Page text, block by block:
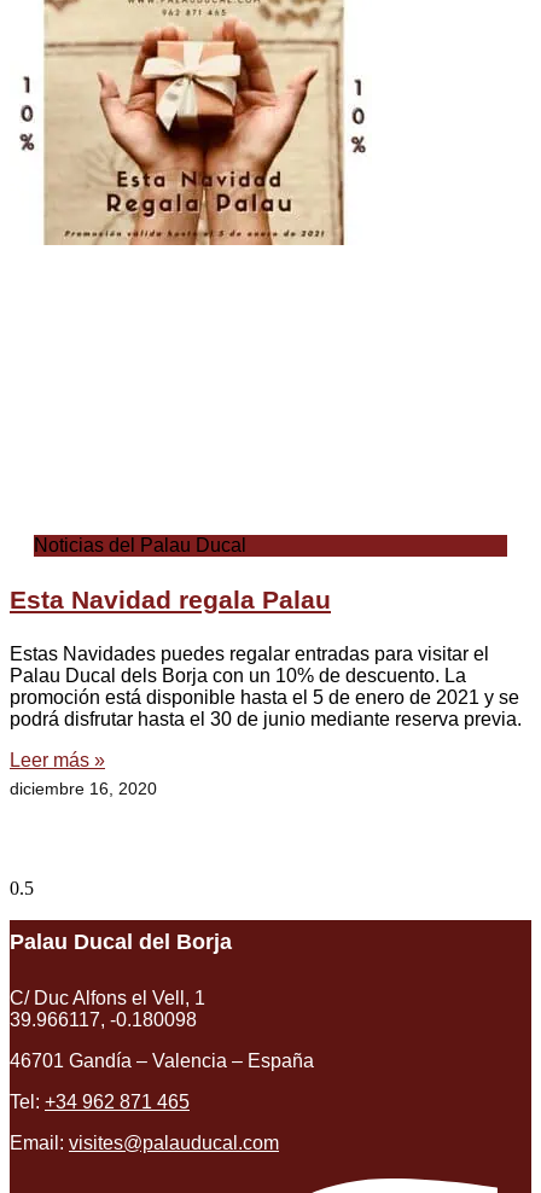
Noticias del Palau Ducal
Esta Navidad regala Palau
Estas Navidades puedes regalar entradas para visitar el
Palau Ducal dels Borja con un 10% de descuento. La
promoción está disponible hasta el 5 de enero de 2021 y se
podrá disfrutar hasta el 30 de junio mediante reserva previa.
Leer más »
diciembre 16, 2020
Palau Ducal del Borja
C/ Duc Alfons el Vell, 1
39.966117, -0.180098
46701 Gandía – Valencia – España
Tel: +34 962 871 465
Email: visites@palauducal.com